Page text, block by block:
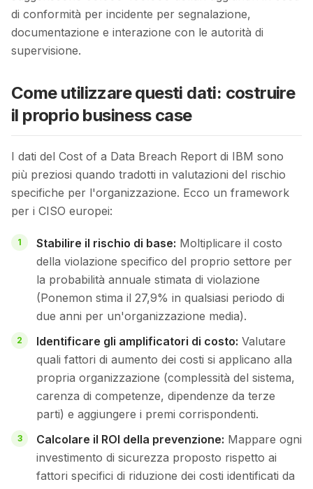
di conformità per incidente per segnalazione,
documentazione e interazione con le autorità di
supervisione.
Come utilizzare questi dati: costruire
il proprio business case
I dati del Cost of a Data Breach Report di IBM sono
più preziosi quando tradotti in valutazioni del rischio
specifiche per l'organizzazione. Ecco un framework
per i CISO europei:
Stabilire il rischio di base: Moltiplicare il costo
della violazione specifico del proprio settore per
la probabilità annuale stimata di violazione
(Ponemon stima il 27,9% in qualsiasi periodo di
due anni per un'organizzazione media).
Identificare gli amplificatori di costo: Valutare
quali fattori di aumento dei costi si applicano alla
propria organizzazione (complessità del sistema,
carenza di competenze, dipendenze da terze
parti) e aggiungere i premi corrispondenti.
Calcolare il ROI della prevenzione: Mappare ogni
investimento di sicurezza proposto rispetto ai
fattori specifici di riduzione dei costi identificati da